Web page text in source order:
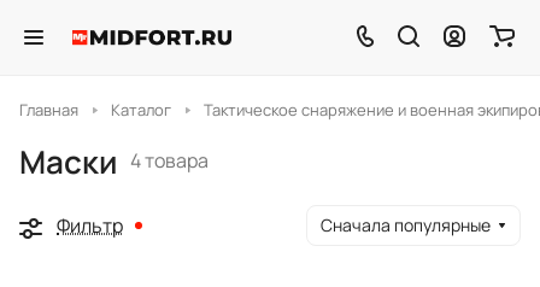
Главная Каталог Тактическое снаряжение и военная
Маски 4 товара
Фильтр Сначала популярные